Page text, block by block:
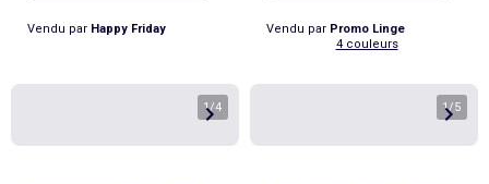
Vendu par Happy Friday Vendu par Promo Linge
4 couleurs
1/4 1/5